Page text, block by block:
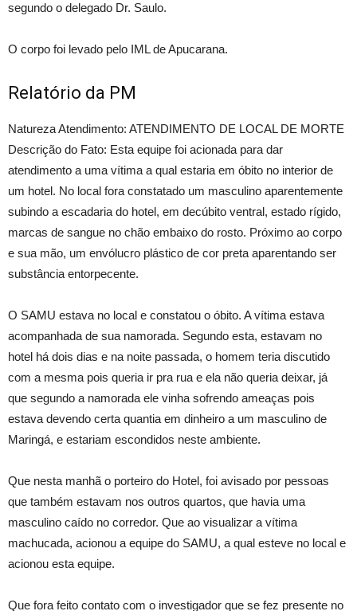
segundo o delegado Dr. Saulo.
O corpo foi levado pelo IML de Apucarana.
Relatório da PM
Natureza Atendimento: ATENDIMENTO DE LOCAL DE MORTE
Descrição do Fato: Esta equipe foi acionada para dar
atendimento a uma vítima a qual estaria em óbito no interior de
um hotel. No local fora constatado um masculino aparentemente
subindo a escadaria do hotel, em decúbito ventral, estado rígido,
marcas de sangue no chão embaixo do rosto. Próximo ao corpo
e sua mão, um envólucro plástico de cor preta aparentando ser
substância entorpecente.
O SAMU estava no local e constatou o óbito. A vítima estava
acompanhada de sua namorada. Segundo esta, estavam no
hotel há dois dias e na noite passada, o homem teria discutido
com a mesma pois queria ir pra rua e ela não queria deixar, já
que segundo a namorada ele vinha sofrendo ameaças pois
estava devendo certa quantia em dinheiro a um masculino de
Maringá, e estariam escondidos neste ambiente.
Que nesta manhã o porteiro do Hotel, foi avisado por pessoas
que também estavam nos outros quartos, que havia uma
masculino caído no corredor. Que ao visualizar a vítima
machucada, acionou a equipe do SAMU, a qual esteve no local e
acionou esta equipe.
Que fora feito contato com o investigador que se fez presente no